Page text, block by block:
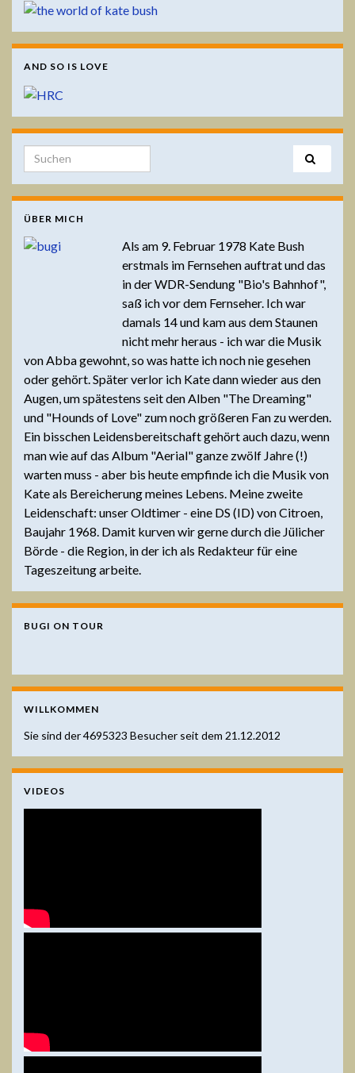
AND SO IS LOVE
Search for:
ÜBER MICH
Als am 9. Februar 1978 Kate Bush
erstmals im Fernsehen auftrat und das
in der WDR-Sendung "Bio's Bahnhof",
saß ich vor dem Fernseher. Ich war
damals 14 und kam aus dem Staunen
nicht mehr heraus - ich war die Musik
von Abba gewohnt, so was hatte ich noch nie gesehen
oder gehört. Später verlor ich Kate dann wieder aus den
Augen, um spätestens seit den Alben "The Dreaming"
und "Hounds of Love" zum noch größeren Fan zu werden.
Ein bisschen Leidensbereitschaft gehört auch dazu, wenn
man wie auf das Album "Aerial" ganze zwölf Jahre (!)
warten muss - aber bis heute empfinde ich die Musik von
Kate als Bereicherung meines Lebens. Meine zweite
Leidenschaft: unser Oldtimer - eine DS (ID) von Citroen,
Baujahr 1968. Damit kurven wir gerne durch die Jülicher
Börde - die Region, in der ich als Redakteur für eine
Tageszeitung arbeite.
BUGI ON TOUR
WILLKOMMEN
Sie sind der4695323 Besucher seit dem 21.12.2012
VIDEOS